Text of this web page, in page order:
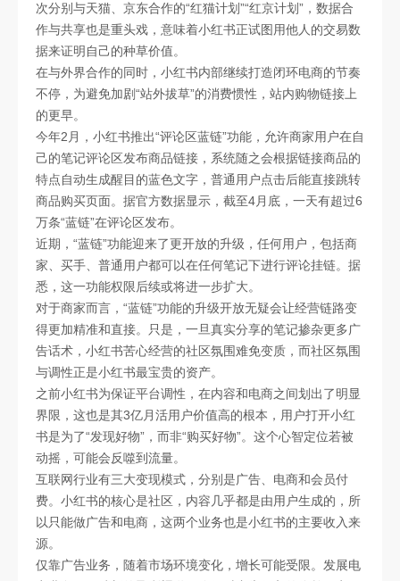
次分别与天猫、京东合作的“红猫计划”“红京计划”，数据合
作与共享也是重头戏，意味着小红书正试图用他人的交易数
据来证明自己的种草价值。
在与外界合作的同时，小红书内部继续打造闭环电商的节奏
不停，为避免加剧“站外拔草”的消费惯性，站内购物链接上
的更早。
今年2月，小红书推出“评论区蓝链”功能，允许商家用户在自
己的笔记评论区发布商品链接，系统随之会根据链接商品的
特点自动生成醒目的蓝色文字，普通用户点击后能直接跳转
商品购买页面。据官方数据显示，截至4月底，一天有超过6
万条“蓝链”在评论区发布。
近期，“蓝链”功能迎来了更开放的升级，任何用户，包括商
家、买手、普通用户都可以在任何笔记下进行评论挂链。据
悉，这一功能权限后续或将进一步扩大。
对于商家而言，“蓝链”功能的升级开放无疑会让经营链路变
得更加精准和直接。只是，一旦真实分享的笔记掺杂更多广
告话术，小红书苦心经营的社区氛围难免变质，而社区氛围
与调性正是小红书最宝贵的资产。
之前小红书为保证平台调性，在内容和电商之间划出了明显
界限，这也是其3亿月活用户价值高的根本，用户打开小红
书是为了“发现好物”，而非“购买好物”。这个心智定位若被
动摇，可能会反噬到流量。
互联网行业有三大变现模式，分别是广告、电商和会员付
费。小红书的核心是社区，内容几乎都是由用户生成的，所
以只能做广告和电商，这两个业务也是小红书的主要收入来
源。
仅靠广告业务，随着市场环境变化，增长可能受限。发展电